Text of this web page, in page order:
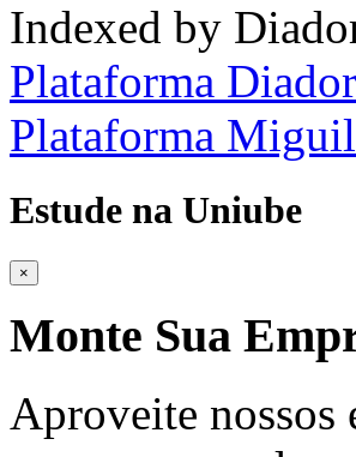
Indexed by
Plataforma
Plataforma
Estude na Uniube
×
Monte Sua
Aproveite nossos